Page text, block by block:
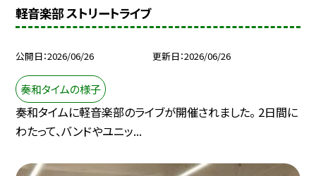
軽音楽部 ストリートライブ
公開日 2026/06/26 更新日 2026/06/26
奏和タイムの様子
奏和タイムに軽音楽部のライブが開催されました。 2日間に
わたって、バンドやユニッ...